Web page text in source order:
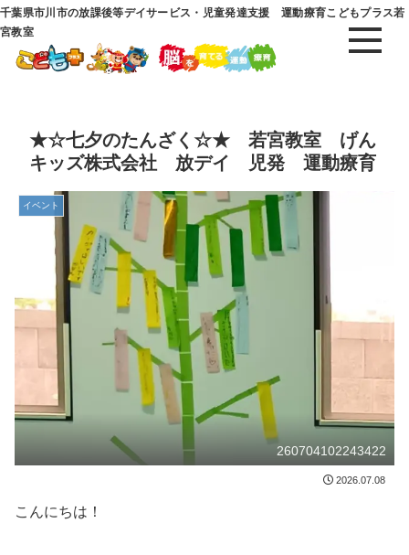
千葉県市川市の放課後等デイサービス・児童発達支援 運動療育こどもプラス若
宮教室
★☆七夕のたんざく☆★ 若宮教室 げん
キッズ株式会社 放デイ 児発 運動療育
イベント
260704102243422
2026.07.08
こんにちは！